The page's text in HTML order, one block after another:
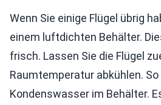
Wenn Sie einige Flügel übrig
einem luftdichten Behälter.
frisch. Lassen Sie die Flügel
Raumtemperatur abkühlen.
Kondenswasser im Behälter.